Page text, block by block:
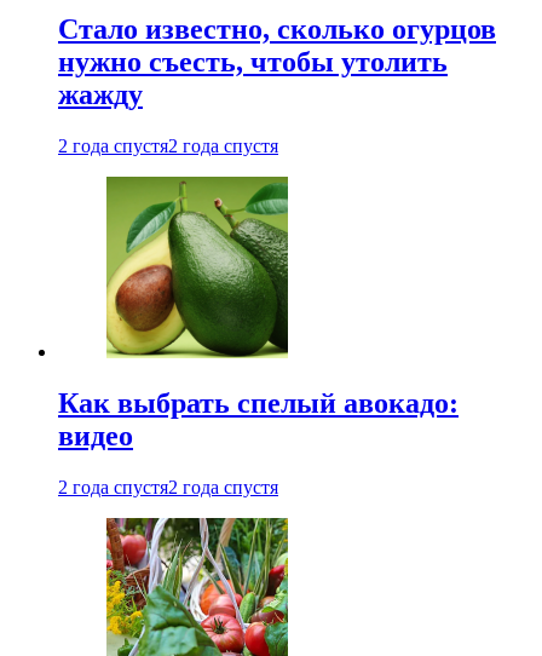
Стало известно, сколько огурцов
нужно съесть, чтобы утолить
жажду
2 года спустя2 года спустя
Как выбрать спелый авокадо:
видео
2 года спустя2 года спустя